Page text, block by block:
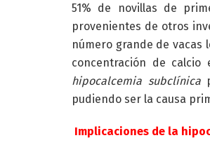
51% de novillas de
provenientes de otros
número grande de vacas
concentración de
hipocalcemia subclínica
pudiendo ser la causa
Implicaciones de la